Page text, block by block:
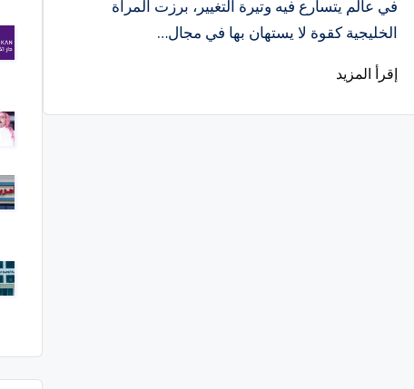
بواسطة
في عالم يتسارع فيه وتيرة التغيير، برزت المرأة
الخليجية كقوة لا يستهان بها في مجال…
إقرأ المزيد